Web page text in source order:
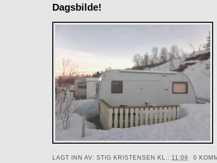
Dagsbilde!
LAGT INN AV: STIG KRISTENSEN KL.: 11:06
0